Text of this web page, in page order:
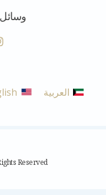
وسائل
العربية
Rights Reserved